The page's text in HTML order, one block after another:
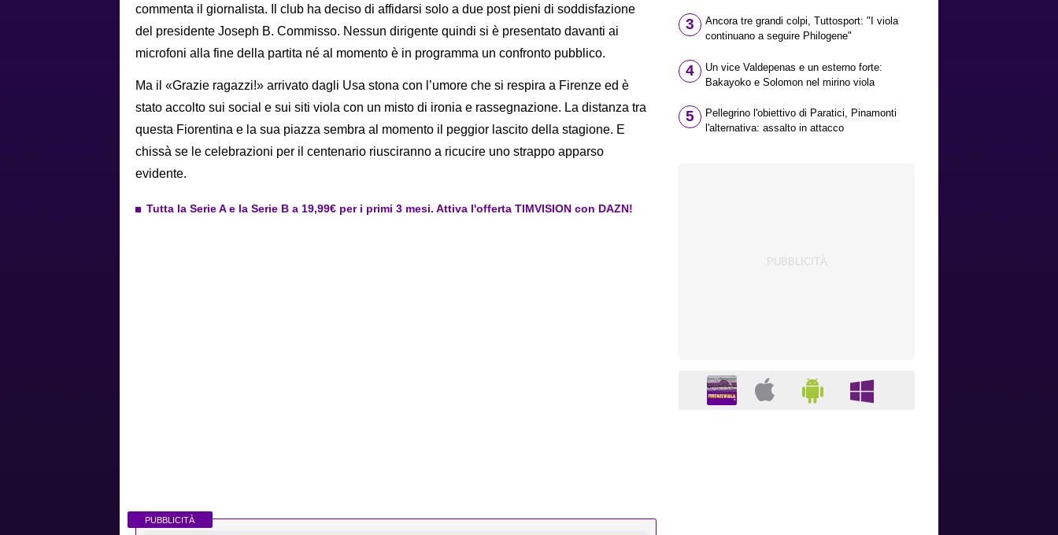
commenta il giornalista. Il club ha deciso di affidarsi solo a due post pieni di soddisfazione
del presidente Joseph B. Commisso. Nessun dirigente quindi si è presentato davanti ai
microfoni alla fine della partita né al momento è in programma un confronto pubblico.
Ma il «Grazie ragazzi!» arrivato dagli Usa stona con l’umore che si respira a Firenze ed è
stato accolto sui social e sui siti viola con un misto di ironia e rassegnazione. La distanza tra
questa Fiorentina e la sua piazza sembra al momento il peggior lascito della stagione. E
chissà se le celebrazioni per il centenario riusciranno a ricucire uno strappo apparso
evidente.
Tutta la Serie A e la Serie B a 19,99€ per i primi 3 mesi. Attiva l'offerta TIMVISION con DAZN!
PUBBLICITÀ
3
Ancora tre grandi colpi, Tuttosport: "I viola
continuano a seguire Philogene"
4
Un vice Valdepenas e un esterno forte:
Bakayoko e Solomon nel mirino viola
5
Pellegrino l'obiettivo di Paratici, Pinamonti
l'alternativa: assalto in attacco